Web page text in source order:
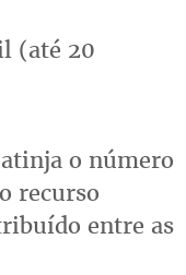
(até 20
o número
recurso
entre as